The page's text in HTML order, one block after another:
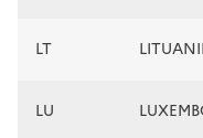
LT
LU